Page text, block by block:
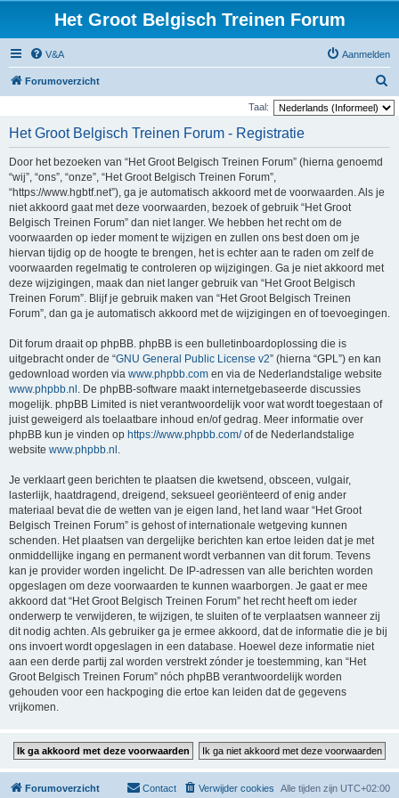
Het Groot Belgisch Treinen Forum
V&A Aanmelden
Forumoverzicht
o
Taal:
Het Groot Belgisch Treinen Forum - Registratie
Door het bezoeken van “Het Groot Belgisch Treinen Forum” (hierna genoemd
“wij”, “ons”, “onze”, “Het Groot Belgisch Treinen Forum”,
“https://www.hgbtf.net”), ga je automatisch akkoord met de voorwaarden. Als je
niet akkoord gaat met deze voorwaarden, bezoek of gebruik “Het Groot
Belgisch Treinen Forum” dan niet langer. We hebben het recht om de
voorwaarden op ieder moment te wijzigen en zullen ons best doen om je
hiervan tijdig op de hoogte te brengen, het is echter aan te raden om zelf de
voorwaarden regelmatig te controleren op wijzigingen. Ga je niet akkoord met
deze wijzigingen, maak dan niet langer gebruik van “Het Groot Belgisch
Treinen Forum”. Blijf je gebruik maken van “Het Groot Belgisch Treinen
Forum”, dan ga je automatisch akkoord met de wijzigingen en of toevoegingen.
Dit forum draait op phpBB. phpBB is een bulletinboardoplossing die is
uitgebracht onder de “GNU General Public License v2” (hierna “GPL”) en kan
gedownload worden via www.phpbb.com en via de Nederlandstalige website
www.phpbb.nl . De phpBB-software maakt internetgebaseerde discussies
mogelijk. phpBB Limited is niet verantwoordelijk voor wat wordt toegestaan of
juist geweigerd als toelaatbare inhoud en/of gedrag. Meer informatie over
phpBB kun je vinden op https://www.phpbb.com/of de Nederlandstalige
website www.phpbb.nl .
Je verklaart geen berichten te plaatsen die kwetsend, obsceen, vulgair,
lasterlijk, haatdragend, dreigend, seksueel georiënteerd of enig ander
materiaal bevat die de wetten van je eigen land, het land waar “Het Groot
Belgisch Treinen Forum” is gehost of internationale wetgeving kunnen
schenden. Het plaatsen van dergelijke berichten kan ertoe leiden dat je met
onmiddellijke ingang en permanent wordt verbannen van dit forum. Tevens
kan je provider worden ingelicht. De IP-adressen van alle berichten worden
opgeslagen om deze voorwaarden te kunnen waarborgen. Je gaat er mee
akkoord dat “Het Groot Belgisch Treinen Forum” het recht heeft om ieder
onderwerp te verwijderen, te wijzigen, te sluiten of te verplaatsen wanneer zij
dit nodig achten. Als gebruiker ga je ermee akkoord, dat de informatie die je bij
ons invoert wordt opgeslagen in een database. Hoewel deze informatie niet
aan een derde partij zal worden verstrekt zónder je toestemming, kan “Het
Groot Belgisch Treinen Forum” nóch phpBB verantwoordelijk worden
gehouden voor een hackpoging die ertoe kan leiden dat de gegevens
vrijkomen.
Forumoverzicht Alle tijden zijn UTC+02:00
Verwijder cookies
Contact